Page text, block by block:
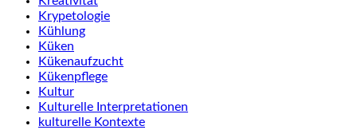
Krypetologie
Kühlung
Küken
Kükenaufzucht
Kükenpflege
Kultur
Kulturelle Interpretationen
kulturelle Kontexte